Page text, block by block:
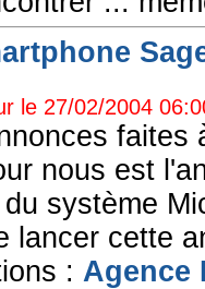
le 27/02/2004
faites
nous est
système
lancer cette
: Agence